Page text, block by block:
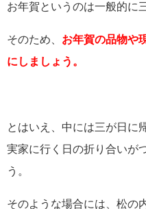
お年賀というのは一般的に
そのため、 お年賀の品物や
にしましょう。
とはいえ、中には三が日に
実家に行く日の折り合いが
う。
そのような場合には、松の